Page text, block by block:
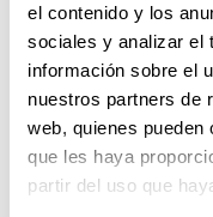
el contenido y los
sociales y analizar el
información sobre el
nuestros partners de
web, quienes pueden
que les haya
partir del uso que
Enthalten
Versicherung
Endreinigung
Kosten für